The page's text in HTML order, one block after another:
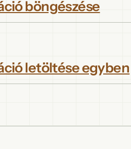
böngészése
letöltése egyben